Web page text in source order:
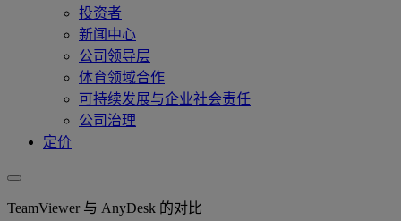
投资者
新闻中心
公司领导层
体育领域合作
可持续发展与企业社会责任
公司治理
定价
TeamViewer 与 AnyDesk 的对比